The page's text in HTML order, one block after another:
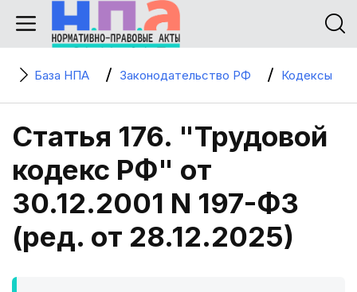
База НПА Законодательство РФ Кодексы
Статья 176. "Трудовой
кодекс РФ" от
30.12.2001 N 197-ФЗ
(ред. от 28.12.2025)